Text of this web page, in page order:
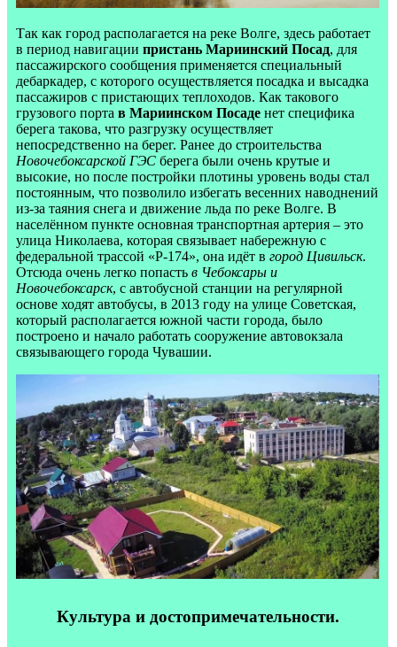
Так как город располагается на реке Волге, здесь работает
в период навигации пристань Мариинский Посад, для
пассажирского сообщения применяется специальный
дебаркадер, с которого осуществляется посадка и высадка
пассажиров с пристающих теплоходов. Как такового
грузового порта в Мариинском Посаде нет специфика
берега такова, что разгрузку осуществляет
непосредственно на берег. Ранее до строительства
Новочебоксарской ГЭС берега были очень крутые и
высокие, но после постройки плотины уровень воды стал
постоянным, что позволило избегать весенних наводнений
из-за таяния снега и движение льда по реке Волге. В
населённом пункте основная транспортная артерия – это
улица Николаева, которая связывает набережную с
федеральной трассой «Р-174», она идёт в город Цивильск.
Отсюда очень легко попасть в Чебоксары и
Новочебоксарск, с автобусной станции на регулярной
основе ходят автобусы, в 2013 году на улице Советская,
который располагается южной части города, было
построено и начало работать сооружение автовокзала
связывающего города Чувашии.
Культура и достопримечательности.